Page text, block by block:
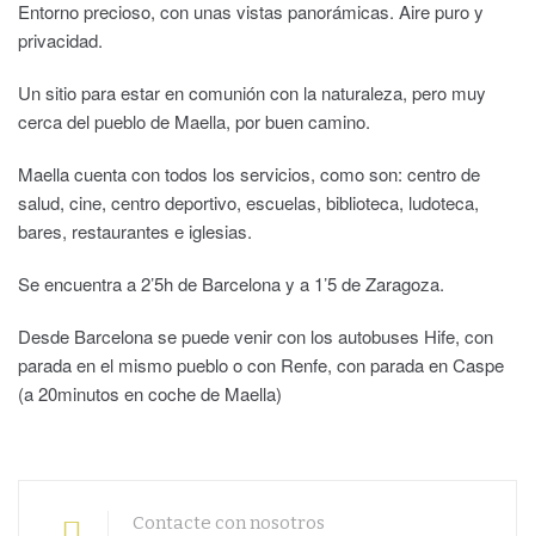
Entorno precioso, con unas vistas panorámicas. Aire puro y
privacidad.
Un sitio para estar en comunión con la naturaleza, pero muy
cerca del pueblo de Maella, por buen camino.
Maella cuenta con todos los servicios, como son: centro de
salud, cine, centro deportivo, escuelas, biblioteca, ludoteca,
bares, restaurantes e iglesias.
Se encuentra a 2’5h de Barcelona y a 1’5 de Zaragoza.
Desde Barcelona se puede venir con los autobuses Hife, con
parada en el mismo pueblo o con Renfe, con parada en Caspe
(a 20minutos en coche de Maella)
Contacte con nosotros